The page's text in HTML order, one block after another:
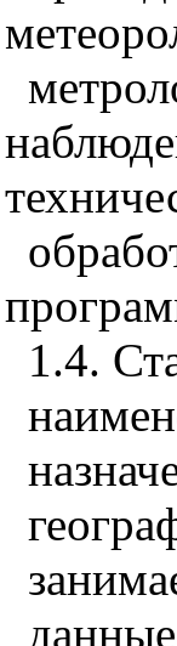
1.4.